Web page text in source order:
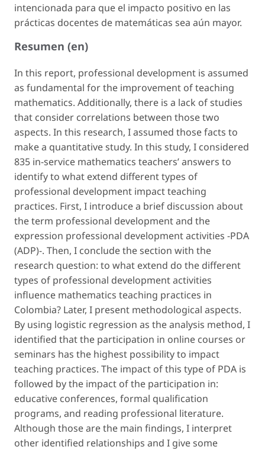
intencionada para que el impacto positivo en las
prácticas docentes de matemáticas sea aún mayor.
Resumen (en)
In this report, professional development is assumed
as fundamental for the improvement of teaching
mathematics. Additionally, there is a lack of studies
that consider correlations between those two
aspects. In this research, I assumed those facts to
make a quantitative study. In this study, I considered
835 in-service mathematics teachers’ answers to
identify to what extend different types of
professional development impact teaching
practices. First, I introduce a brief discussion about
the term professional developmentand the
expression professional development activities -PDA
(ADP)-. Then, I conclude the section with the
research question: to what extend do the different
types of professional development activities
influence mathematics teaching practices in
Colombia? Later, I present methodological aspects.
By using logistic regression as the analysis method, I
identified that the participation in online courses or
seminars has the highest possibility to impact
teaching practices. The impact of this type of PDA is
followed by the impact of the participation in:
educative conferences, formal qualification
programs, and reading professional literature.
Although those are the main findings, I interpret
other identified relationships and I give some